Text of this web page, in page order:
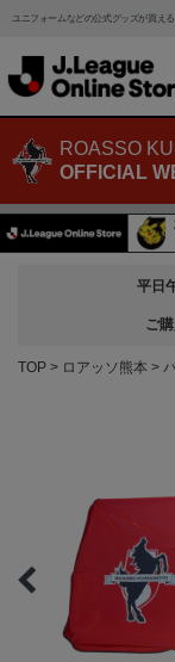
ユニフォームなどの公式グッズが買える
ROASSO
OFFICIAL
平日
ご
TOP ロアッソ熊本